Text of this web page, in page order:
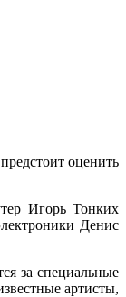
оценить
Игорь Тонких
Денис
за специальные
артисты,